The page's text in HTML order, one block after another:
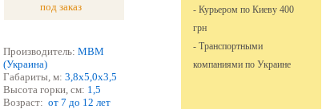
под заказ
Производитель: МВМ
(Украина)
Габариты, м: 3,8х5,0х3,5
Высота горки, см: 1,5
Возраст: от 7 до 12 лет
- Курьером по Киеву 400
грн
- Транспортными
компаниями по Украине